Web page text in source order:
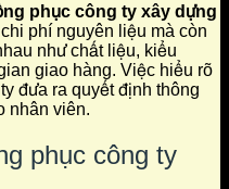
phục công ty xây dựng
phí nguyên liệu mà còn
như chất liệu, kiểu
giao hàng. Việc hiểu rõ
đưa ra quyết định thông
nhân viên.
phục công ty